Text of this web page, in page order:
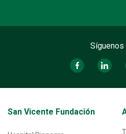
Síguenos
Transversal - Menú San Vicente
San Vicente Fundación